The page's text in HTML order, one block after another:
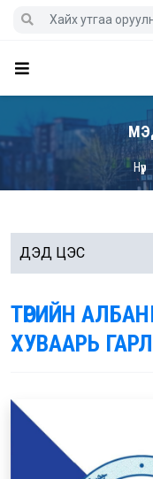
Нүүр
ДЭД ЦЭС
ТӨРИЙН
ХУВААРЬ